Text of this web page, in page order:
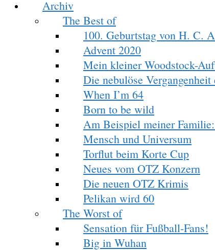
Archiv
The Best of
100. Geburtstag von H. C.
Advent 2020
Mein kleiner Woodstock-
Die nebulöse Vergangenheit
When I’m 64
Born to be wild
Am Beispiel meiner
Mensch und Universum
Torflut beim Korte Cup
Neues vom OTZ Konzern
Die neuen OTZ Krimis
Pelikan wird 60
The Worst of
Sensation für Fußball-Fans!
Big in Wuhan